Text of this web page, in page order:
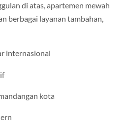
di atas, apartemen mewah
berbagai layanan tambahan,
internasional
kota